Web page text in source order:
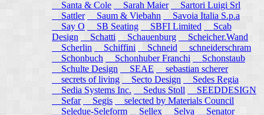
Santa & Cole
Sarah Maier
Sartori Luigi Srl
Sattler
Saum & Viebahn
Savoia Italia S.p.a
Say O
SB Seating SBFI Limited
Scab
Design
Schatti Schauenburg
Scheicher.Wand
Scherlin
Schiffini Schneid
schneiderschram
Schonbuch
Schonhuber Franchi
Schonstaub
Schulte Design
SEAE
sebastian scherer
secrets of living
Secto Design
Sedes Regia
Sedia Systems Inc.
Sedus Stoll
SEEDDESIGN
Sefar
Segis
selected by Materials Council
Seledue-Seleform
Sellex Selva
Senator